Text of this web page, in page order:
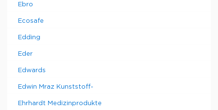
Ebro
Ecosafe
Edding
Eder
Edwards
Edwin Mraz Kunststoff-
Ehrhardt Medizinprodukte